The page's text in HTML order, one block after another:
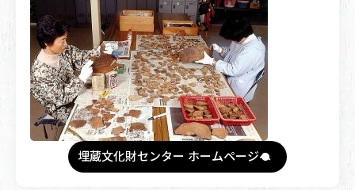
埋蔵文化財センター ホームページへ